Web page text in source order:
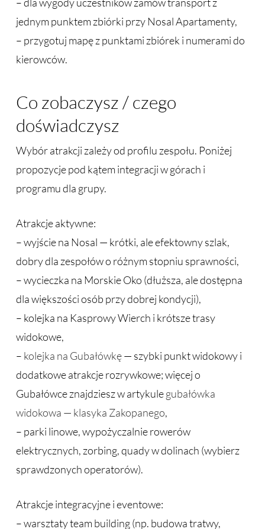
jednym punktem zbiórki przy Nosal Apartamenty,
– przygotuj mapę z punktami zbiórek i numerami do
kierowców.
Co zobaczysz / czego
doświadczysz
Wybór atrakcji zależy od profilu zespołu. Poniżej
propozycje pod kątem integracji w górach i
programu dla grupy.
Atrakcje aktywne:
– wyjście na Nosal — krótki, ale efektowny szlak,
dobry dla zespołów o różnym stopniu sprawności,
– wycieczka na Morskie Oko (dłuższa, ale dostępna
dla większości osób przy dobrej kondycji),
– kolejka na Kasprowy Wierch i krótsze trasy
widokowe,
– kolejka na Gubałówkę— szybki punkt widokowy i
dodatkowe atrakcje rozrywkowe; więcej o
Gubałówce znajdziesz w artykulegubałówka
widokowa — klasyka Zakopanego,
– parki linowe, wypożyczalnie rowerów
elektrycznych, zorbing, quady w dolinach (wybierz
sprawdzonych operatorów).
Atrakcje integracyjne i eventowe:
– warsztaty team building (np. budowa tratwy,